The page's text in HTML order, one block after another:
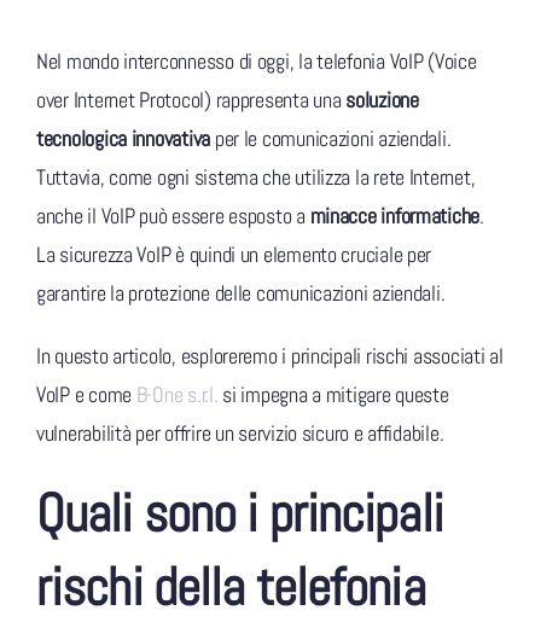
Nel mondo interconnesso di oggi, la telefonia VoIP (Voice
over Internet Protocol) rappresenta una soluzione
tecnologica innovativa per le comunicazioni aziendali.
Tuttavia, come ogni sistema che utilizza la rete Internet,
anche il VoIP può essere esposto a minacce informatiche.
La sicurezza VoIP è quindi un elemento cruciale per
garantire la protezione delle comunicazioni aziendali.
In questo articolo, esploreremo i principali rischi associati al
VoIP e come B-One s.r.l. si impegna a mitigare queste
vulnerabilità per offrire un servizio sicuro e affidabile.
Quali sono i principali
rischi della telefonia